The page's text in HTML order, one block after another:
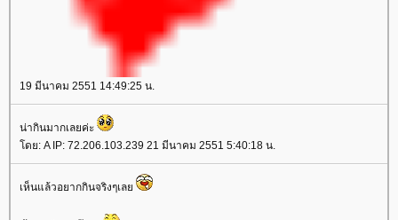
19 มีนาคม 2551 14:49:25 น.
น่ากินมากเลยค่ะ
โดย: A IP: 72.206.103.239 21 มีนาคม 2551 5:40:18 น.
เห็นแล้วอยากกินจริงๆเลย